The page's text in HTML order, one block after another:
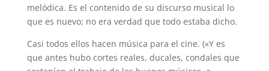
melódica. Es el contenido de su discurso musical lo
que es nuevo; no era verdad que todo estaba dicho.
Casi todos ellos hacen música para el cine. («Y es
que antes hubo cortes reales, ducales, condales que